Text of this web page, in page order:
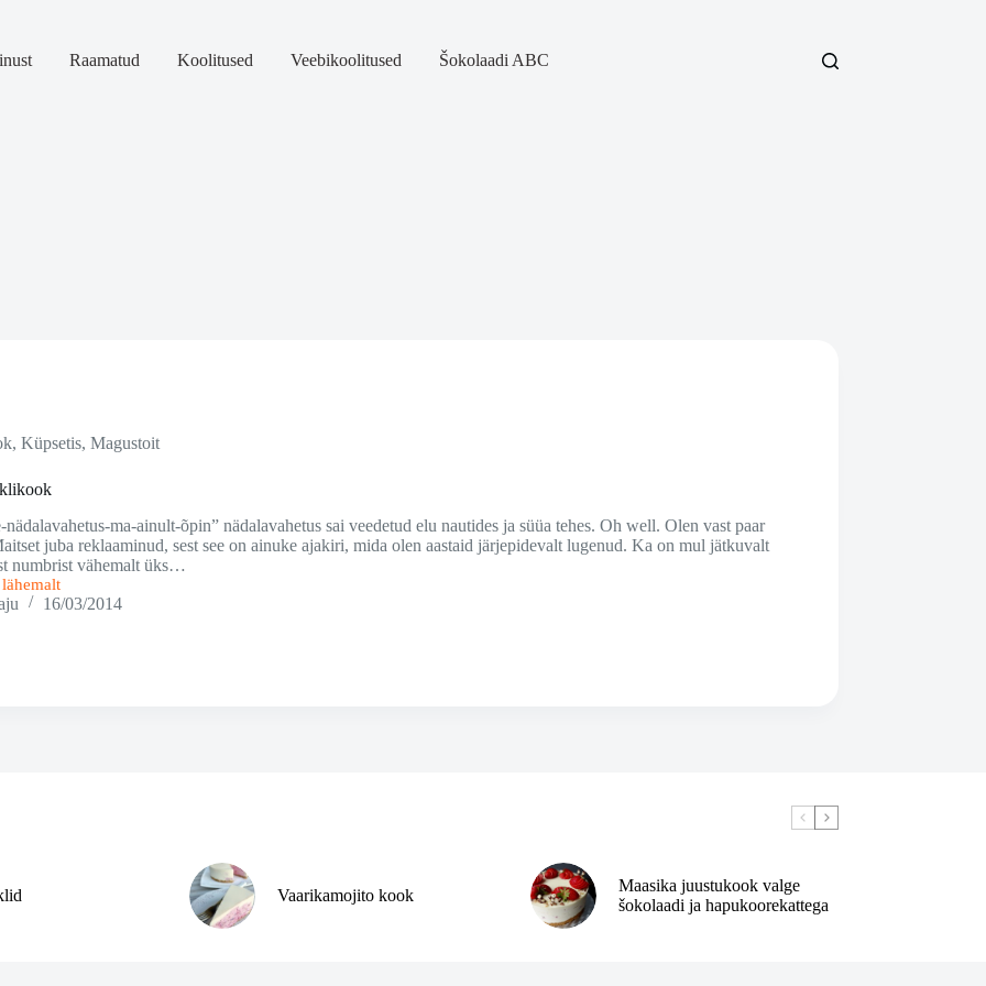
Raamatud Koolitused Veebikoolitused Šokolaadi ABC
,Küpsetis,Magustoit
nädalavahetus-ma-ainult-õpin” nädalavahetus sai veedetud elu nautides ja süüa tehes. Oh well. Olen vast paar
juba reklaaminud, sest see on ainuke ajakiri, mida olen aastaid järjepidevalt lugenud. Ka on mul jätkuvalt
numbrist vähemalt üks…
16/03/2014
Vaarikamojito kook
Maasika juustukook valge
šokolaadi ja hapukoorekattega